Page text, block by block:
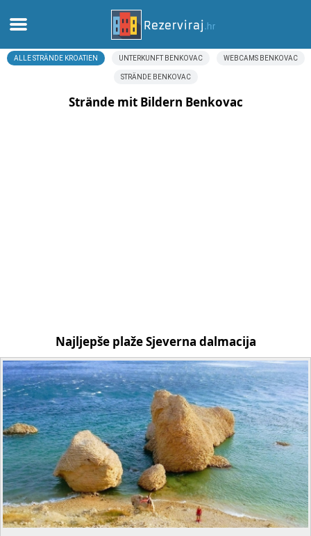
Zuhause
Apartments
ALLE STRÄNDE KROATIEN UNTERKUNFT BENKOVAC WEBCAMS BENKOVAC
STRÄNDE BENKOVAC
Strände mit Bildern Benkovac
Najljepše plaže Sjeverna dalmacija